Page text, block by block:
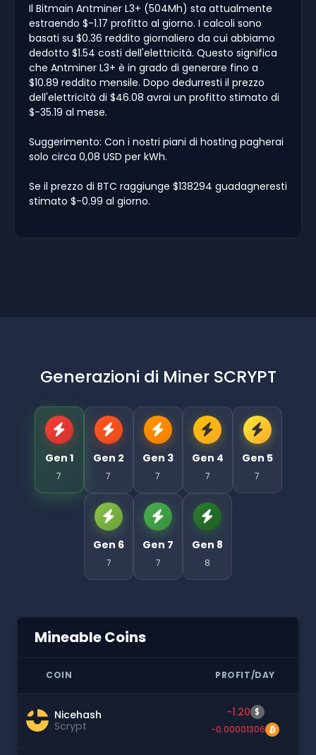
Il Bitmain Antminer L3+ (504Mh) sta attualmente
estraendo $-1.17 profitto al giorno. I calcoli sono
basati su $0.36 reddito giornaliero da cui abbiamo
dedotto $1.54 costi dell'elettricità. Questo significa
che Antminer L3+ è in grado di generare fino a
$10.89 reddito mensile. Dopo dedurresti il prezzo
dell'elettricità di $46.08 avrai un profitto stimato di
$-35.19 al mese.
Suggerimento: Con i nostri piani di hosting pagherai
solo circa 0,08 USD per kWh.
Se il prezzo di BTC raggiunge $138294 guadagneresti
stimato $-0.99 al giorno.
Generazioni di Miner SCRYPT
Gen 1
7
Gen 2
7
Gen 3
7
Gen 4
7
Gen 5
7
Gen 6
7
Gen 7
7
Gen 8
8
Mineable Coins
COIN PROFIT/DAY
Nicehash
Scrypt
-1.20 $
-0.00001306